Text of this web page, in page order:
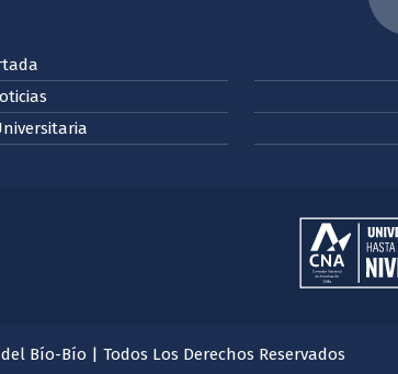
Bío-Bío | Todos Los Derechos Reservados